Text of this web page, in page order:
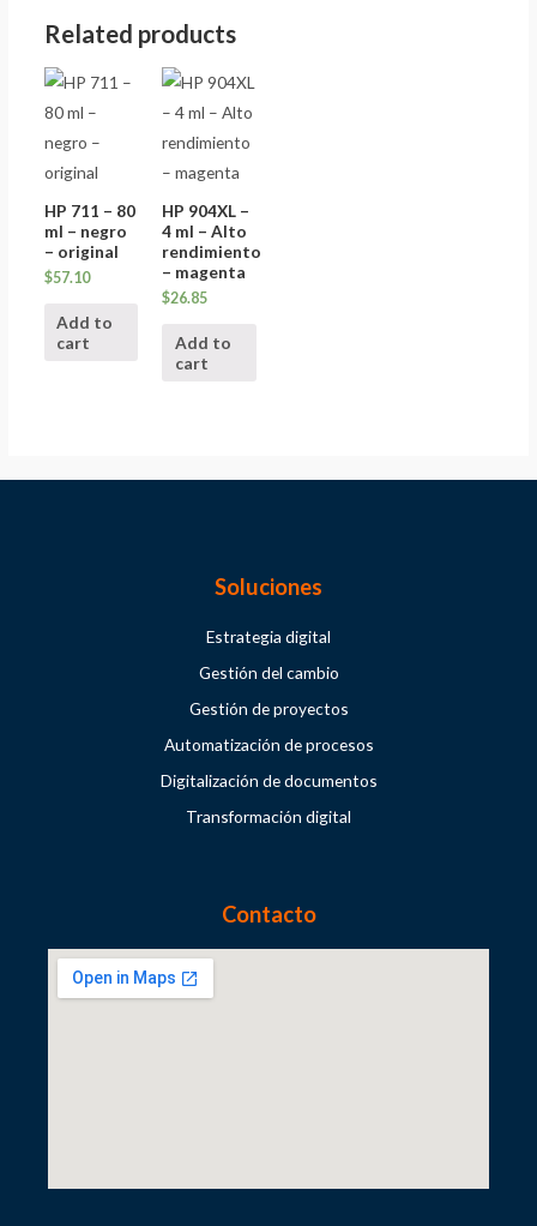
Related products
HP 711 – 80
ml – negro
– original
$57.10
Add to
cart
HP 904XL –
4 ml – Alto
rendimiento
– magenta
$26.85
Add to
cart
Soluciones
Estrategia digital
Gestión del cambio
Gestión de proyectos
Automatización de procesos
Digitalización de documentos
Transformación digital
Contacto